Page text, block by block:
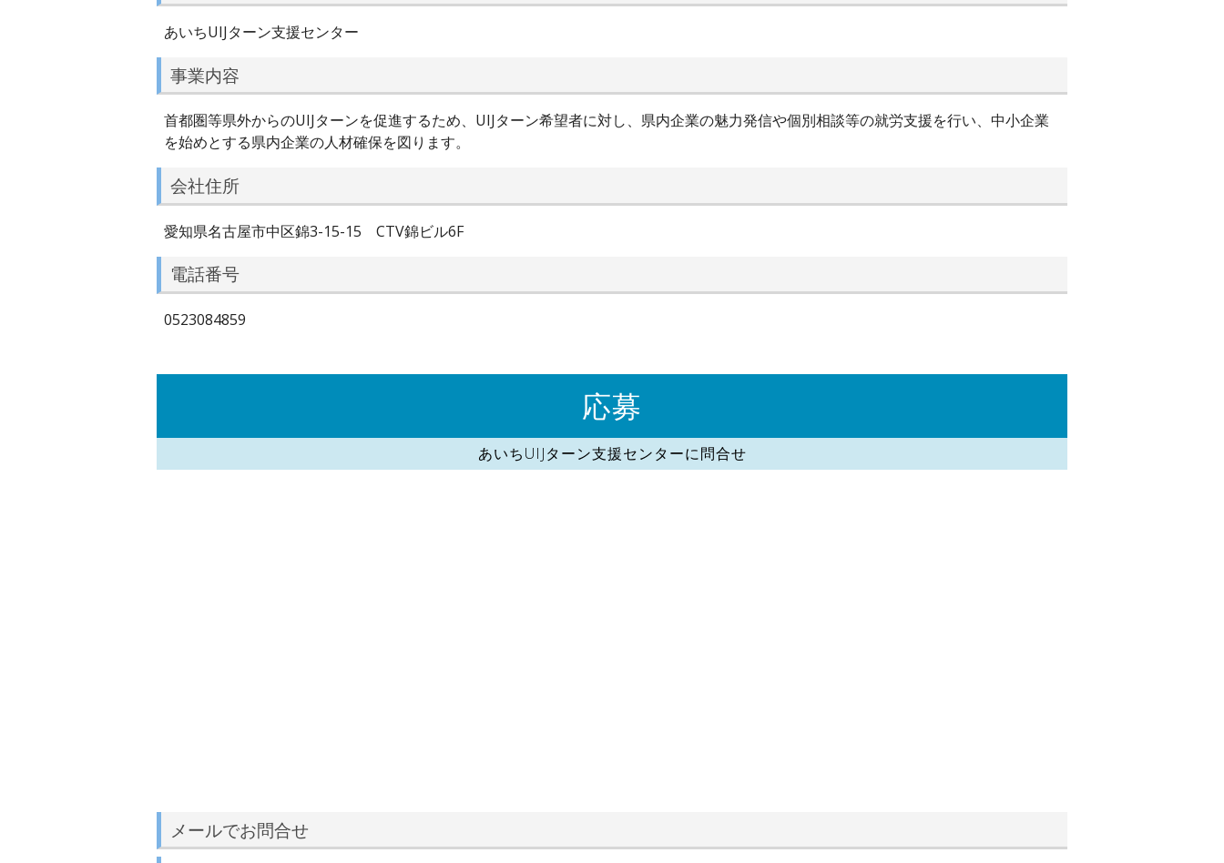
あいちUIJターン支援センター
事業内容
首都圏等県外からのUIJターンを促進するため、UIJターン希望者に対し、県内企業の魅力発信や個別相談等の就労支援を行い、中小企業
を始めとする県内企業の人材確保を図ります。
会社住所
愛知県名古屋市中区錦3-15-15 CTV錦ビル6F
電話番号
0523084859
応募
あいちUIJターン支援センターに問合せ
メールでお問合せ